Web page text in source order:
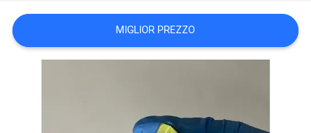
SITO
MIGLIOR PREZZO